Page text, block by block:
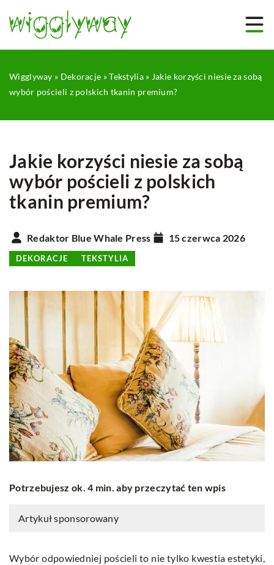
Wigglyway » Dekoracje »Tekstylia» Jakie korzyści niesie za sobą
wybór pościeli z polskich tkanin premium?
Jakie korzyści niesie za sobą
wybór pościeli z polskich
tkanin premium?
Redaktor Blue Whale Press 15 czerwca 2026
DEKORACJE TEKSTYLIA
Potrzebujesz ok. 4 min. aby przeczytać ten wpis
Artykuł sponsorowany
Wybór odpowiedniej pościeli to nie tylko kwestia estetyki,